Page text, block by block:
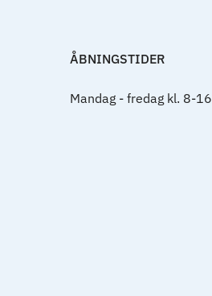
ÅBNINGSTIDER
Mandag - fredag kl. 8-16